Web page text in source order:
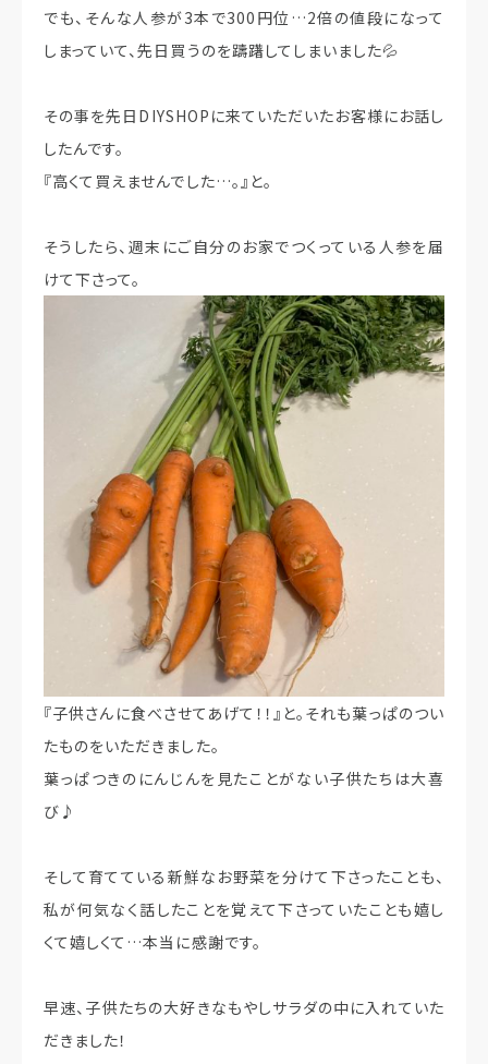
でも、そんな人参が3本で300円位…2倍の値段になって
しまっていて、先日買うのを躊躇してしまいました💦
その事を先日DIYSHOPに来ていただいたお客様にお話し
したんです。
『高くて買えませんでした…。』と。
そうしたら、週末にご自分のお家でつくっている人参を届
けて下さって。
『子供さんに食べさせてあげて！！』と。それも葉っぱのつい
たものをいただきました。
葉っぱつきのにんじんを見たことがない子供たちは大喜
び♪
そして育てている新鮮なお野菜を分けて下さったことも、
私が何気なく話したことを覚えて下さっていたことも嬉し
くて嬉しくて…本当に感謝です。
早速、子供たちの大好きなもやしサラダの中に入れていた
だきました！